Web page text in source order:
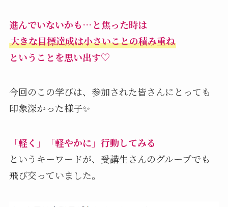
進んでいないかも…と焦った時は
大きな目標達成は小さいことの積み重ね
ということを思い出す♡
今回のこの学びは、参加された皆さんにとっても
印象深かった様子✨
「軽く」「軽やかに」行動してみる
というキーワードが、受講生さんのグループでも
飛び交っていました。